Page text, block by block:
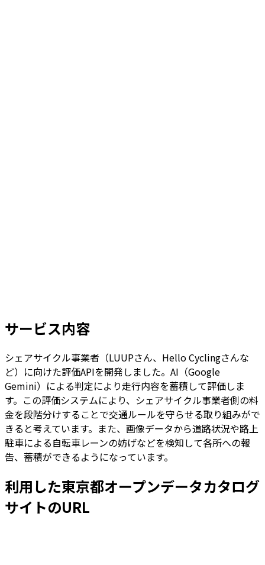
サービス内容
シェアサイクル事業者（LUUPさん、Hello Cyclingさんな
ど）に向けた評価APIを開発しました。AI（Google
Gemini）による判定により走行内容を蓄積して評価しま
す。この評価システムにより、シェアサイクル事業者側の料
金を段階分けすることで交通ルールを守らせる取り組みがで
きると考えています。また、画像データから道路状況や路上
駐車による自転車レーンの妨げなどを検知して各所への報
告、蓄積ができるようになっています。
利用した東京都オープンデータカタログ
サイトのURL